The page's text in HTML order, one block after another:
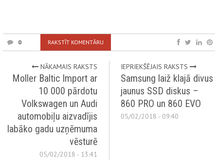
0 RAKSTĪT KOMENTĀRU
NĀKAMAIS RAKSTS
Moller Baltic Import ar
10 000 pārdotu
Volkswagen un Audi
automobiļu aizvadījis
labāko gadu uzņēmuma
vēsturē
05/02/2018 - 13:41
IEPRIEKŠĒJAIS RAKSTS
Samsung laiž klajā divus
jaunus SSD diskus –
860 PRO un 860 EVO
05/02/2018 - 09:40